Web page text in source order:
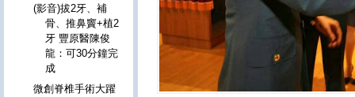
(影音)拔2牙、補
骨、推鼻竇+植2
牙 豐原醫陳俊
龍：可30分鐘完
成
微創脊椎手術大躍